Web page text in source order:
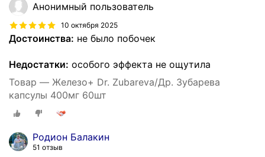
Анонимный пользователь
10 октября 2025
Достоинства: не было побочек
Недостатки: особого эффекта не ощутила
Товар — Железо+ Dr. Zubareva/Др. Зубарева
капсулы 400мг 60шт
Родион Балакин
51 отзыв